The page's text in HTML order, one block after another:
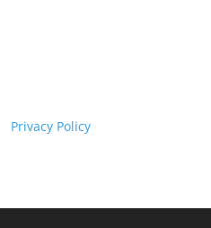
Privacy Policy